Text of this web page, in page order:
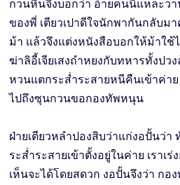
กวนหินจึงบอกว่า อ้ายคนนี้แหละว
ของพี่ เตียวเปาดีใจนักพากันกลับม
ม้า แล้วจึงแต่งหนังสือบอกให้ม้าใช้
ฆ่าลิอี้เจียเสงถำหยงกับทหารทั้งป
หวนแตกระส่ำระสายหนีคืนเข้าค่า
ไปถึงซุนกวนขอกองทัพหนุน
ฝ่ายเตียวหลำปองสิบว่าแก่งอปั้นว่
ระส่ำระสายเข้าตั้งอยู่ในค่าย เราเ
เห็นจะได้โดยสดวก งอปั้นจึงว่า ก